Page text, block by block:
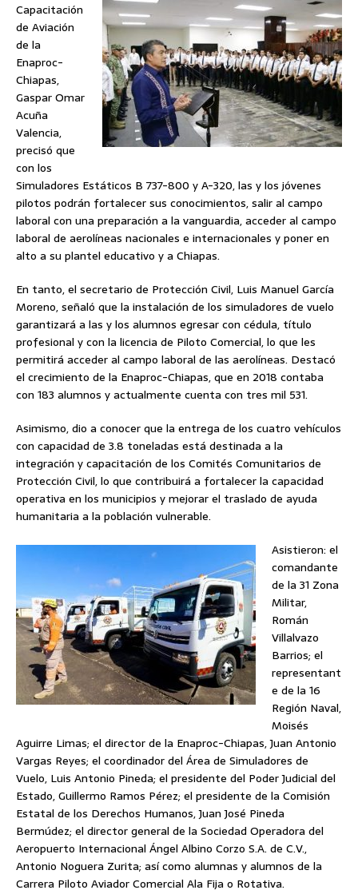
Capacitación
de Aviación
de la
Enaproc-
Chiapas,
Gaspar Omar
Acuña
Valencia,
precisó que
con los
Simuladores Estáticos B 737-800 y A-320, las y los jóvenes
pilotos podrán fortalecer sus conocimientos, salir al campo
laboral con una preparación a la vanguardia, acceder al campo
laboral de aerolíneas nacionales e internacionales y poner en
alto a su plantel educativo y a Chiapas.
En tanto, el secretario de Protección Civil, Luis Manuel García
Moreno, señaló que la instalación de los simuladores de vuelo
garantizará a las y los alumnos egresar con cédula, título
profesional y con la licencia de Piloto Comercial, lo que les
permitirá acceder al campo laboral de las aerolíneas. Destacó
el crecimiento de la Enaproc-Chiapas, que en 2018 contaba
con 183 alumnos y actualmente cuenta con tres mil 531.
Asimismo, dio a conocer que la entrega de los cuatro vehículos
con capacidad de 3.8 toneladas está destinada a la
integración y capacitación de los Comités Comunitarios de
Protección Civil, lo que contribuirá a fortalecer la capacidad
operativa en los municipios y mejorar el traslado de ayuda
humanitaria a la población vulnerable.
Asistieron: el
comandante
de la 31 Zona
Militar,
Román
Villalvazo
Barrios; el
representant
e de la 16
Región Naval,
Moisés
Aguirre Limas; el director de la Enaproc-Chiapas, Juan Antonio
Vargas Reyes; el coordinador del Área de Simuladores de
Vuelo, Luis Antonio Pineda; el presidente del Poder Judicial del
Estado, Guillermo Ramos Pérez; el presidente de la Comisión
Estatal de los Derechos Humanos, Juan José Pineda
Bermúdez; el director general de la Sociedad Operadora del
Aeropuerto Internacional Ángel Albino Corzo S.A. de C.V.,
Antonio Noguera Zurita; así como alumnas y alumnos de la
Carrera Piloto Aviador Comercial Ala Fija o Rotativa.